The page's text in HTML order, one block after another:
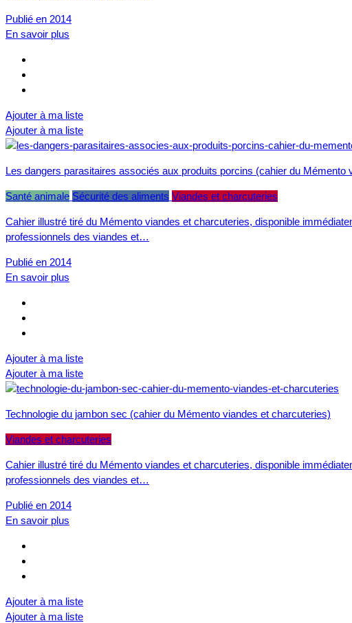
Publié en 2014
En savoir plus
Ajouter à ma liste
Ajouter à ma liste
Les dangers parasitaires associés aux produits porcins (cahier du Mémento
Santé animale Sécurité des aliments Viandes et charcuteries
Cahier illustré tiré du Mémento viandes et charcuteries, disponible
professionnels des viandes et…
Publié en 2014
En savoir plus
Ajouter à ma liste
Ajouter à ma liste
Technologie du jambon sec (cahier du Mémento viandes et charcuteries)
Viandes et charcuteries
Cahier illustré tiré du Mémento viandes et charcuteries, disponible
professionnels des viandes et…
Publié en 2014
En savoir plus
Ajouter à ma liste
Ajouter à ma liste